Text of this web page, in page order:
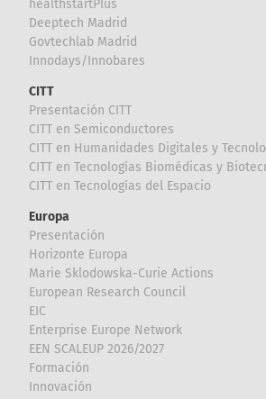
healthstartPlus
Deeptech Madrid
Govtechlab Madrid
Innodays/Innobares
CITT
Presentación CITT
CITT en Semiconductores
CITT en Humanidades Digitales y
CITT en Tecnologías Biomédicas y
CITT en Tecnologías del Espacio
Europa
Presentación
Horizonte Europa
Marie Sklodowska-Curie Actions
European Research Council
EIC
Enterprise Europe Network
EEN SCALEUP 2026/2027
Formación
Innovación